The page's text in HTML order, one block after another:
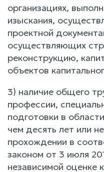
организациях,
изыскания,
проектной
осуществляющих
реконструкцию,
объектов
3) наличие общего
профессии,
подготовки в
чем десять лет или
прохождении в
законом от 3 июля
независимой оценке